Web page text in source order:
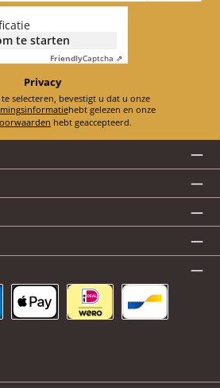
te starten
FriendlyCaptcha ⇗
Privacy
Door doorgaan te selecteren, bevestigt u dat u onze
hebt gelezen en onze
hebt geaccepteerd.